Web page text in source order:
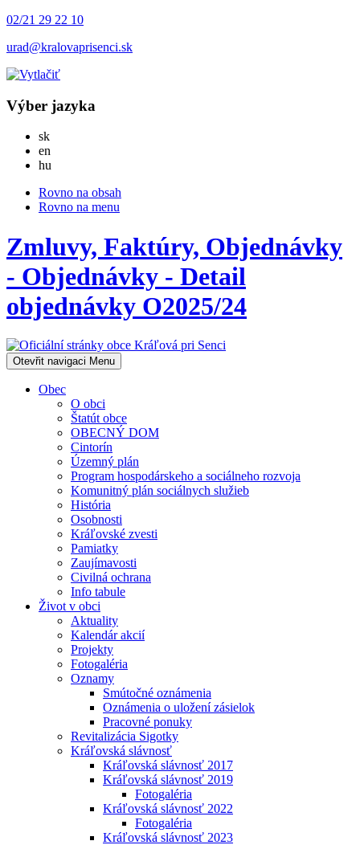
02/21 29 22 10
urad@kralovaprisenci.sk
Výber jazyka
skSlovensky
en
hu
Rovno na obsah
Rovno na menu
Zmluvy, Faktúry, Objednávky
- Objednávky - Detail
objednávky O2025/24
Otevřit navigaci Menu
Obec
O obci
Štatút obce
OBECNÝ DOM
Cintorín
Územný plán
Program hospodárskeho a sociálneho rozvoja
Komunitný plán sociálnych služieb
História
Osobnosti
Kráľovské zvesti
Pamiatky
Zaujímavosti
Civilná ochrana
Info tabule
Život v obci
Aktuality
Kalendár akcií
Projekty
Fotogaléria
Oznamy
Smútočné oznámenia
Oznámenia o uložení zásielok
Pracovné ponuky
Revitalizácia Sigotky
Kráľovská slávnosť
Kráľovská slávnosť 2017
Kráľovská slávnosť 2019
Fotogaléria
Kráľovská slávnosť 2022
Fotogaléria
Kráľovská slávnosť 2023